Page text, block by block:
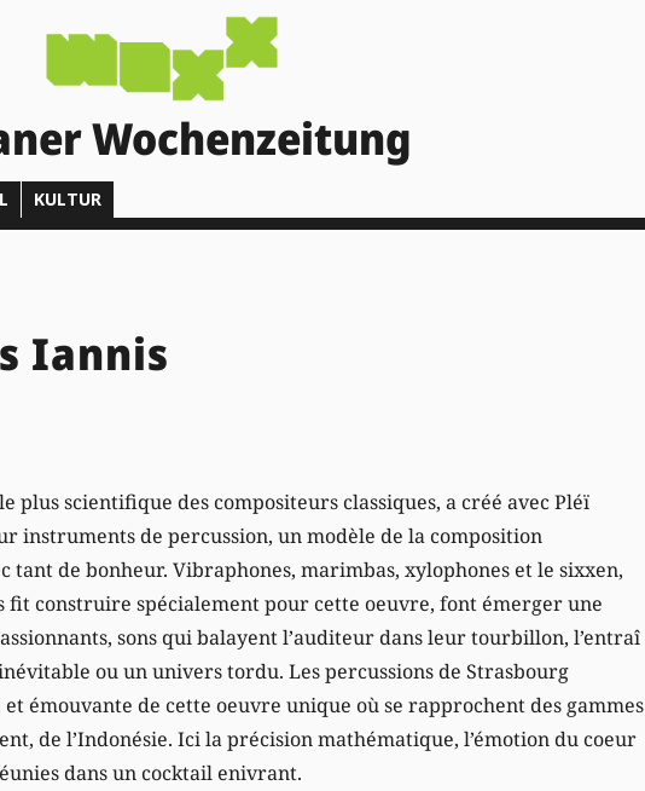
Wochenzeitung
KULTUR
Iannis
plus scientifique des compositeurs classiques, a créé avec Pléï
instruments de percussion, un modèle de la composition
de bonheur. Vibraphones, marimbas, xylophones et le sixxen,
construire spécialement pour cette oeuvre, font émerger une
sons qui balayent l’auditeur dans leur tourbillon, l’entraî
ou un univers tordu. Les percussions de Strasbourg
émouvante de cette oeuvre unique où se rapprochent des gammes
de l’Indonésie. Ici la précision mathématique, l’émotion du coeur
dans un cocktail enivrant.